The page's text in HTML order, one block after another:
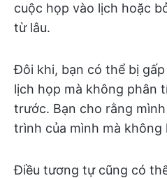
cuộc họp vào lịch hoặc
từ lâu.
Đôi khi, bạn có thể bị
lịch họp mà không phân
trước. Bạn cho rằng
trình của mình mà không
Điều tương tự cũng có